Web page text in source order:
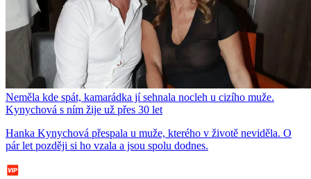
Neměla kde spát, kamarádka jí sehnala nocleh u cizího muže.
Kynychová s ním žije už přes 30 let
Hanka Kynychová přespala u muže, kterého v životě neviděla. O
pár let později si ho vzala a jsou spolu dodnes.